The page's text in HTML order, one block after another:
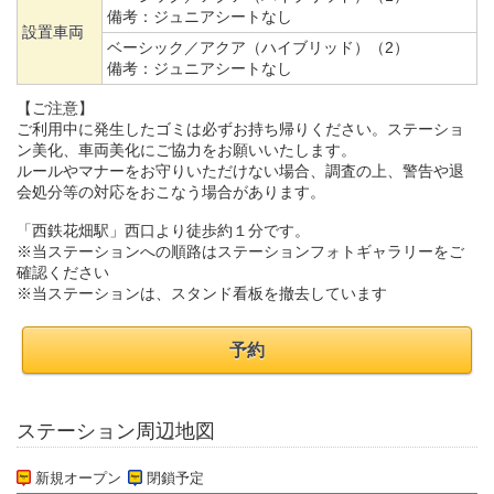
設置車両
備考： ジュニアシートなし
ベーシック／アクア（ハイブリッド）（2）
備考： ジュニアシートなし
【ご注意】
ご利用中に発生したゴミは必ずお持ち帰りください。ステーショ
ン美化、車両美化にご協力をお願いいたします。
ルールやマナーをお守りいただけない場合、調査の上、警告や退
会処分等の対応をおこなう場合があります。
「西鉄花畑駅」西口より徒歩約１分です。
※当ステーションへの順路はステーションフォトギャラリーをご
確認ください
※当ステーションは、スタンド看板を撤去しています
予約
ステーション周辺地図
新規オープン 閉鎖予定